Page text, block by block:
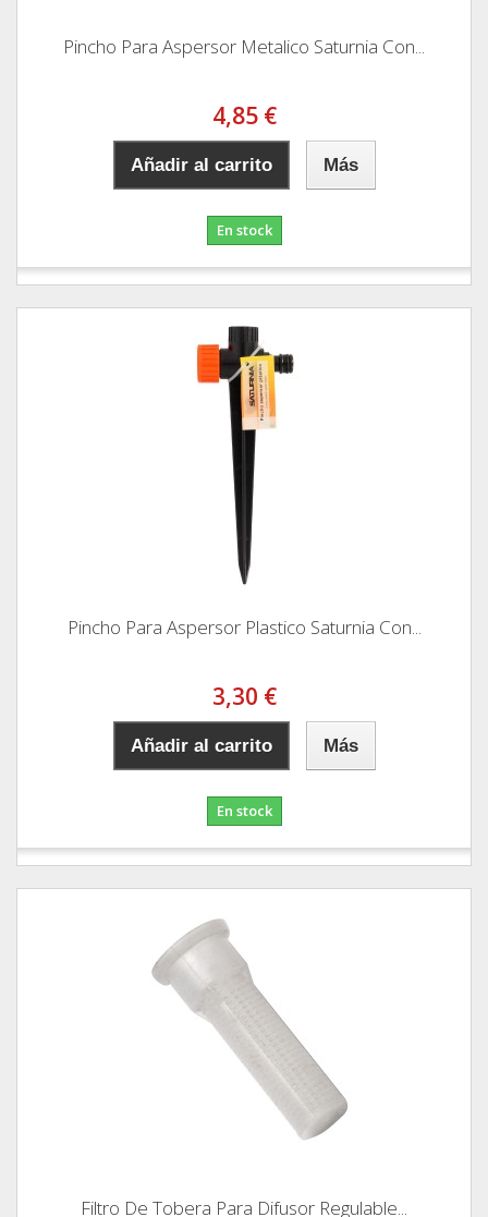
Pincho Para Aspersor Metalico Saturnia Con...
4,85 €
Añadir al carrito Más
En stock
Pincho Para Aspersor Plastico Saturnia Con...
3,30 €
Añadir al carrito Más
En stock
Filtro De Tobera Para Difusor Regulable...